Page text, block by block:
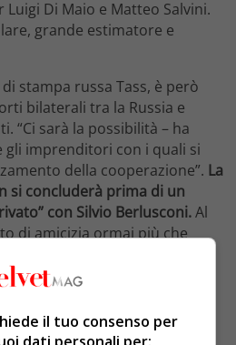
Di Maio e Matteo Salvini.
grande estimatore e
stampa russa Tass, è però
bilaterali tra la Russia e
“Ci sarà la possibilità – ha
gli imprenditori con i quali si
della cooperazione”. La
si concluderà prima di un
con Silvio Berlusconi.Al
di amicizia ormai più che
infatti che i due “sono in
al telefono, spesso
una continuazione di
il tuo consenso per
dati personali per: